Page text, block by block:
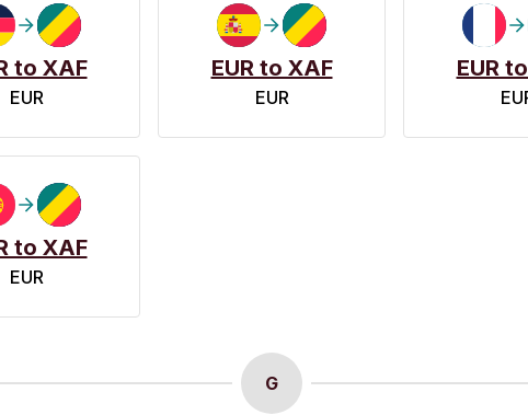
to XAF
EUR
EUR to XAF
EUR
EUR
to XAF
EUR
G